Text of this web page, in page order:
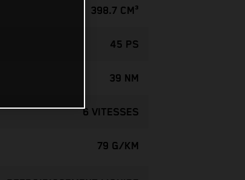
398.7 CM³
45 PS
39 NM
6 VITESSES
79 G/KM